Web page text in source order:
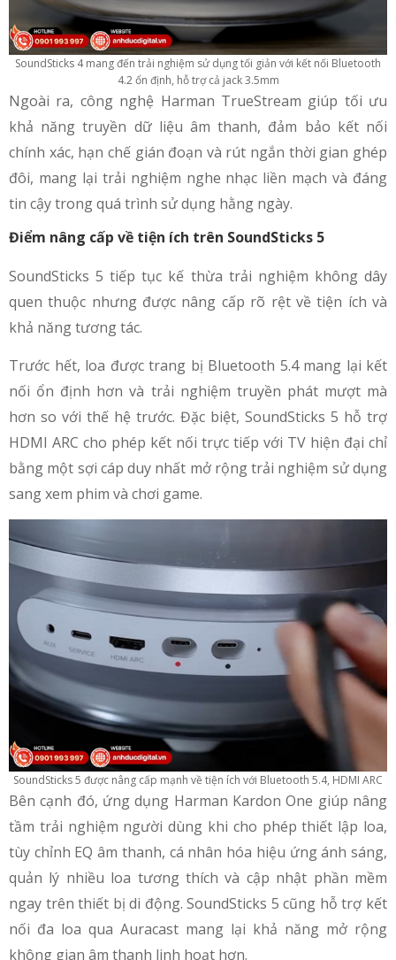
SoundSticks 4 mang đến trải nghiệm sử dụng tối giản với kết nối Bluetooth
4.2 ổn định, hỗ trợ cả jack 3.5mm
Ngoài ra, công nghệ Harman TrueStream giúp tối ưu
khả năng truyền dữ liệu âm thanh, đảm bảo kết nối
chính xác, hạn chế gián đoạn và rút ngắn thời gian ghép
đôi, mang lại trải nghiệm nghe nhạc liền mạch và đáng
tin cậy trong quá trình sử dụng hằng ngày.
Điểm nâng cấp về tiện ích trên SoundSticks 5
SoundSticks 5 tiếp tục kế thừa trải nghiệm không dây
quen thuộc nhưng được nâng cấp rõ rệt về tiện ích và
khả năng tương tác.
Trước hết, loa được trang bị Bluetooth 5.4 mang lại kết
nối ổn định hơn và trải nghiệm truyền phát mượt mà
hơn so với thế hệ trước. Đặc biệt, SoundSticks 5 hỗ trợ
HDMI ARC cho phép kết nối trực tiếp với TV hiện đại chỉ
bằng một sợi cáp duy nhất mở rộng trải nghiệm sử dụng
sang xem phim và chơi game.
SoundSticks 5 được nâng cấp mạnh về tiện ích với Bluetooth 5.4, HDMI ARC
Bên cạnh đó, ứng dụng Harman Kardon One giúp nâng
tầm trải nghiệm người dùng khi cho phép thiết lập loa,
tùy chỉnh EQ âm thanh, cá nhân hóa hiệu ứng ánh sáng,
quản lý nhiều loa tương thích và cập nhật phần mềm
ngay trên thiết bị di động. SoundSticks 5 cũng hỗ trợ kết
nối đa loa qua Auracast mang lại khả năng mở rộng
không gian âm thanh linh hoạt hơn.